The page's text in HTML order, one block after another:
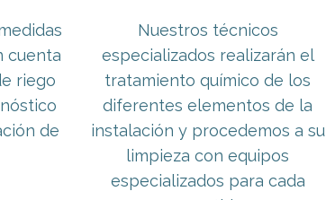
cuenta
riego
de
Nuestros técnicos
especializados realizarán el
tratamiento químico de los
diferentes elementos de la
instalación y procedemos a su
limpieza con equipos
especializados para cada